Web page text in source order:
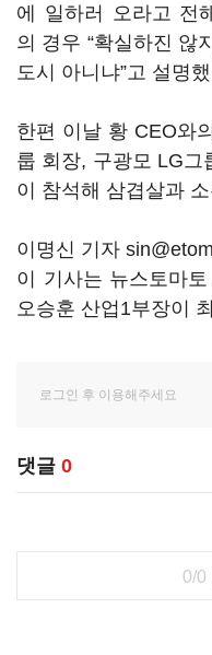
에 일하러 오라고 전
의 경우 “확실하진 않
도시 아니냐”고 설명
한편 이날 황 CEO와
룹 회장, 구광모 LG그
이 참석해 삼겹살과
이명신 기자
이 기사는 뉴스토마
오승훈 산업1부장이
댓글 0
0/0